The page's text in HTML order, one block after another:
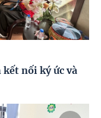
nối ký ức và